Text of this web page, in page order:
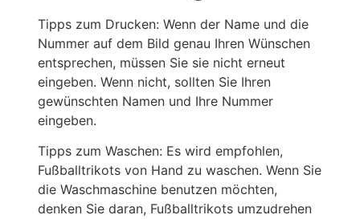
Tipps zum Drucken: Wenn der Name und die
Nummer auf dem Bild genau Ihren Wünschen
entsprechen, müssen Sie sie nicht erneut
eingeben. Wenn nicht, sollten Sie Ihren
gewünschten Namen und Ihre Nummer
eingeben.
Tipps zum Waschen: Es wird empfohlen,
Fußballtrikots von Hand zu waschen. Wenn Sie
die Waschmaschine benutzen möchten,
denken Sie daran, Fußballtrikots umzudrehen